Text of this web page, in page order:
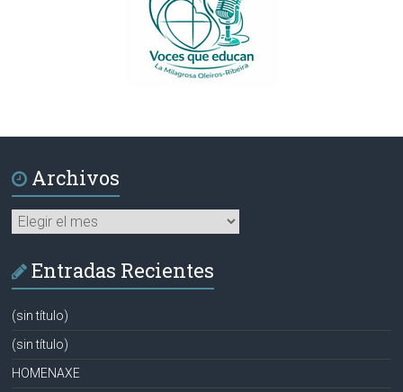
Archivos
Archivos
Entradas Recientes
(sin título)
(sin título)
HOMENAXE